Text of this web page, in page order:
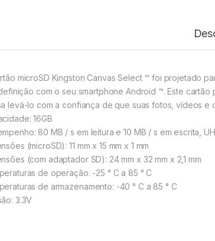
microSD Kingston Canvas Select ™ foi projetado
com o seu smartphone Android ™. Este
levá-lo com a confiança de que suas fotos, vídeos e
16GB
80 MB / s em leitura e 10 MB / s em escrita,
(microSD): 11 mm x 15 mm x 1 mm
(com adaptador SD): 24 mm x 32 mm x 2,1 mm
de operação: -25 ° C a 85 ° C
de armazenamento: -40 ° C a 85 ° C
3.3V